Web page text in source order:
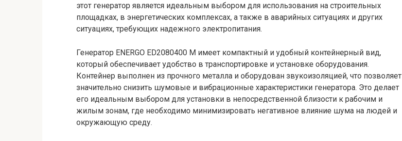
этот генератор является идеальным выбором для использования на строительных
площадках, в энергетических комплексах, а также в аварийных ситуациях и других
ситуациях, требующих надежного электропитания.
Генератор ENERGO ED2080400 M имеет компактный и удобный контейнерный вид,
который обеспечивает удобство в транспортировке и установке оборудования.
Контейнер выполнен из прочного металла и оборудован звукоизоляцией, что позволяет
значительно снизить шумовые и вибрационные характеристики генератора. Это делает
его идеальным выбором для установки в непосредственной близости к рабочим и
жилым зонам, где необходимо минимизировать негативное влияние шума на людей и
окружающую среду.